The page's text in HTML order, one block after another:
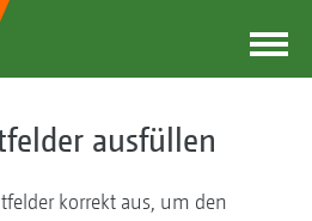
ausfüllen
korrekt aus, um den